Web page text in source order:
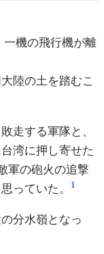
一機の飛行機が離
陸の土を踏むこ
走する軍隊と、
湾に押し寄せた
軍の砲火の追撃
っていた。
1
分水嶺となっ